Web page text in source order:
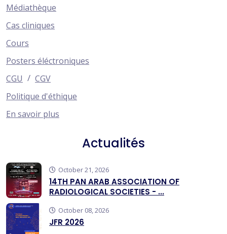
Médiathèque
Cas cliniques
Cours
Posters éléctroniques
CGU / CGV
Politique d'éthique
En savoir plus
Actualités
October 21, 2026
14TH PAN ARAB ASSOCIATION OF
RADIOLOGICAL SOCIETIES - ...
October 08, 2026
JFR 2026